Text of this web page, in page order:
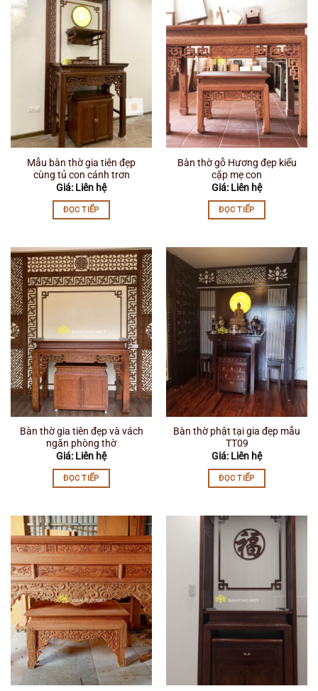
Mẫu bàn thờ gia tiên đẹp
cùng tủ con cánh trơn
Giá: Liên hệ
ĐỌC TIẾP
Bàn thờ gỗ Hương đẹp kiểu
cặp mẹ con
Giá: Liên hệ
ĐỌC TIẾP
Bàn thờ gia tiên đẹp và vách
ngăn phòng thờ
Giá: Liên hệ
ĐỌC TIẾP
Bàn thờ phật tại gia đẹp mẫu
TT09
Giá: Liên hệ
ĐỌC TIẾP